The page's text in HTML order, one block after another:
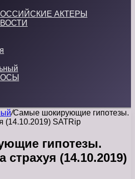
АКТЕРЫ
/Самые шокирующие гипотезы.
(14.10.2019) SATRip
гипотезы.
страхуя (14.10.2019)